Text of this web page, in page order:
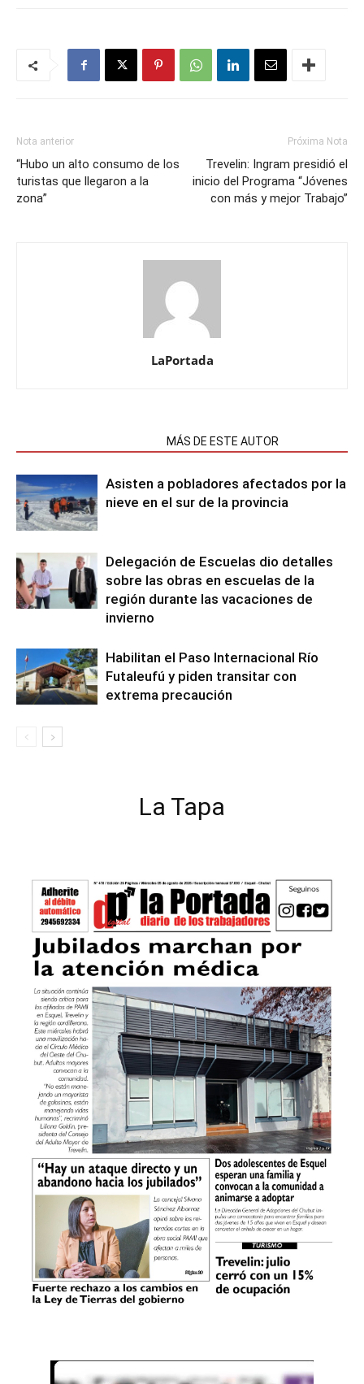
Nota anterior
“Hubo un alto consumo de los
turistas que llegaron a la
zona”
Próxima Nota
Trevelin: Ingram presidió el
inicio del Programa “Jóvenes
con más y mejor Trabajo”
LaPortada
MÁS DE ESTE AUTOR
Asisten a pobladores afectados por la
nieve en el sur de la provincia
Delegación de Escuelas dio detalles
sobre las obras en escuelas de la
región durante las vacaciones de
invierno
Habilitan el Paso Internacional Río
Futaleufú y piden transitar con
extrema precaución
La Tapa